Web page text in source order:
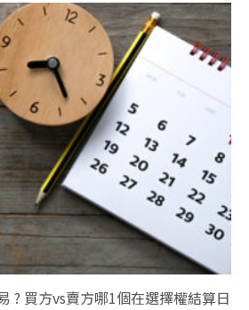
? 買方vs賣方哪1個在選擇權結算日